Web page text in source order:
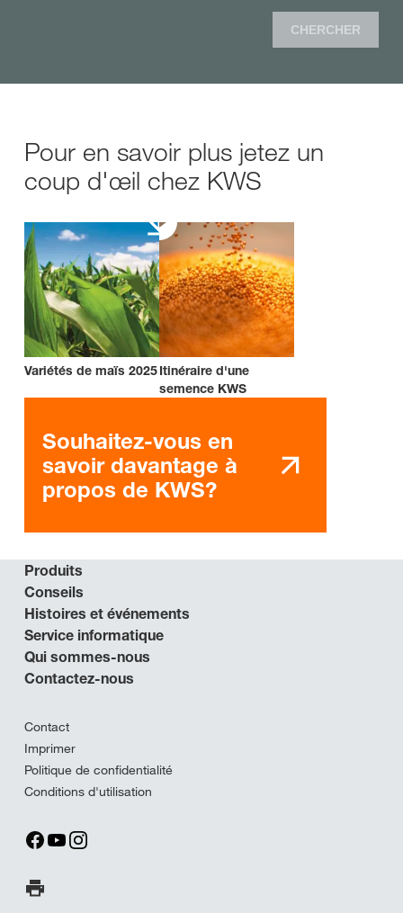
CHERCHER
Pour en savoir plus jetez un
coup d'œil chez KWS
Variétés de maïs 2025Itinéraire d'une
semence KWS
Souhaitez-vous en
savoir davantage à
propos de KWS?
Produits
Conseils
Histoires et événements
Service informatique
Qui sommes-nous
Contactez-nous
Contact
Imprimer
Politique de confidentialité
Conditions d'utilisation
Imprimer la page